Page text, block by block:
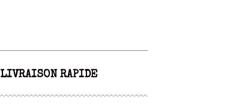
LIVRAISON RAPIDE